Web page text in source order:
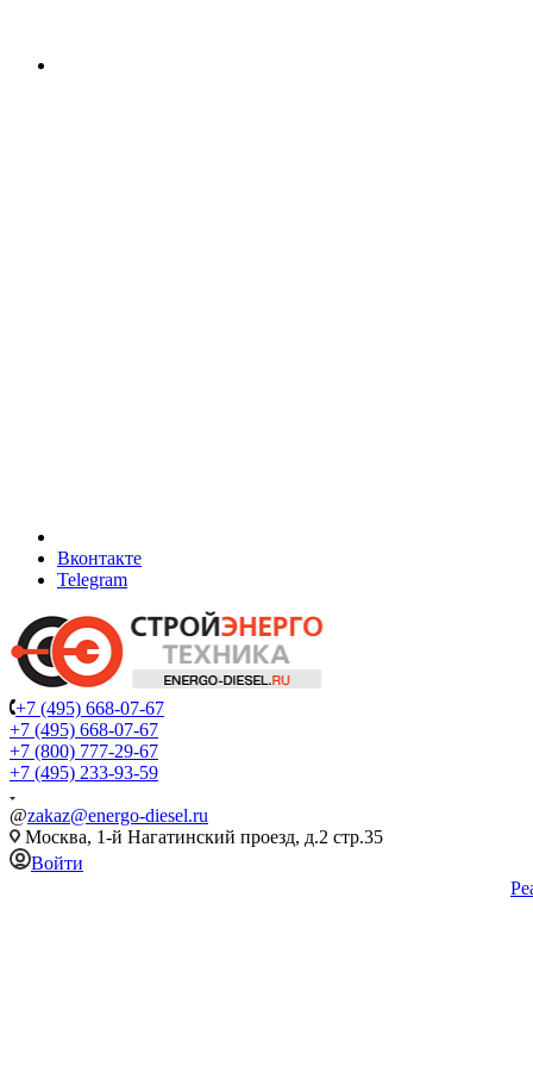
Вконтакте
Telegram
+7 (495) 668-07-67
+7 (495) 668-07-67
+7 (800) 777-29-67
+7 (495) 233-93-59
@zakaz@energo-diesel.ru
Москва, 1-й Нагатинский проезд, д.2 стр.35
Войти